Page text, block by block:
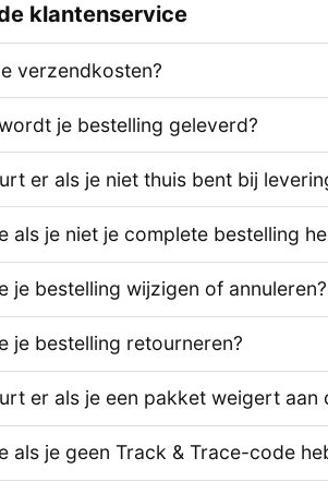
klantenservice
verzendkosten?
je bestelling geleverd?
er als je niet thuis bent bij
als je niet je complete bestelling
je bestelling wijzigen of annuleren?
je bestelling retourneren?
er als je een pakket weigert
als je geen Track & Trace-code